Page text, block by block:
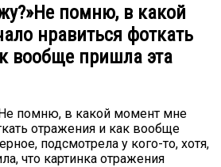
помню, в какой
нравиться фоткать
вообще пришла эта
помню, в какой момент мне
отражения и как вообще
подсмотрела у кого-то, хотя,
что картинка отражения